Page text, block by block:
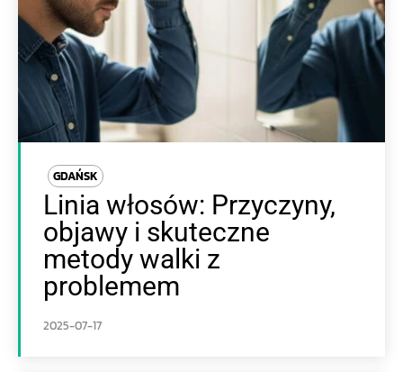
GDAŃSK
Linia włosów: Przyczyny,
objawy i skuteczne
metody walki z
problemem
2025-07-17